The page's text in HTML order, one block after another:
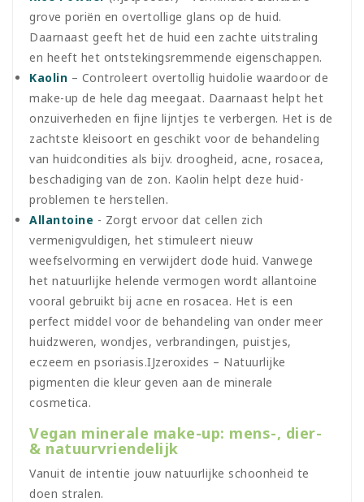
grove poriën en overtollige glans op de huid.
Daarnaast geeft het de huid een zachte uitstraling
en heeft het ontstekingsremmende eigenschappen.
Kaolin – Controleert overtollig huidolie waardoor de
make-up de hele dag meegaat. Daarnaast helpt het
onzuiverheden en fijne lijntjes te verbergen. Het is de
zachtste kleisoort en geschikt voor de behandeling
van huidcondities als bijv. droogheid, acne, rosacea,
beschadiging van de zon. Kaolin helpt deze huid-
problemen te herstellen.
Allantoine - Zorgt ervoor dat cellen zich
vermenigvuldigen, het stimuleert nieuw
weefselvorming en verwijdert dode huid. Vanwege
het natuurlijke helende vermogen wordt allantoine
vooral gebruikt bij acne en rosacea. Het is een
perfect middel voor de behandeling van onder meer
huidzweren, wondjes, verbrandingen, puistjes,
eczeem en psoriasis.IJzeroxides – Natuurlijke
pigmenten die kleur geven aan de minerale
cosmetica.
Vegan minerale make-up: mens-, dier-
& natuurvriendelijk
Vanuit de intentie jouw natuurlijke schoonheid te
doen stralen.